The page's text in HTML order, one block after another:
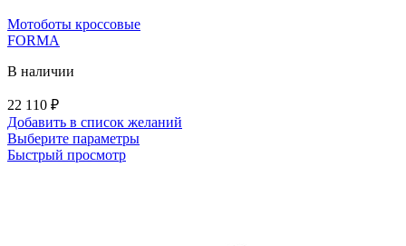
товара.
Мотоботы кроссовые
FORMA
В наличии
22 110 ₽
Добавить в список желаний
Выберите параметрыЭтот
Быстрый просмотр